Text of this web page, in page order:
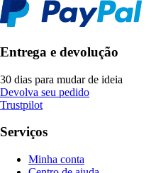
Entrega e devolução
30 dias para mudar de ideia
Devolva seu pedido
Trustpilot
Serviços
Minha conta